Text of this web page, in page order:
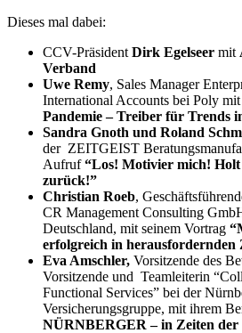
Dieses mal dabei:
CCV-Präsident Dirk Egelseer mit
Verband
Uwe Remy, Sales Manager
International Accounts bei Poly
Pandemie – Treiber für Trends
Sandra Gnoth und Roland
der ZEITGEIST
Aufruf“Los! Motivier mich! Holt
zurück!”
Christian Roeb,
CR Management Consulting
Deutschland, mit seinem Vortrag
erfolgreich in herausfordernden
Eva Amschler, Vorsitzende des
Vorsitzende und Teamleiterin
Functional Services” bei der
Versicherungsgruppe, mit ihrem
NÜRNBERGER – in Zeiten der